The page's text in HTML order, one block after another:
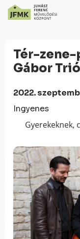
Content
navigációhoz
Tér-zene-parti túra: Éles
Gábor
2022.
Ingyenes
Gyerekeknek,